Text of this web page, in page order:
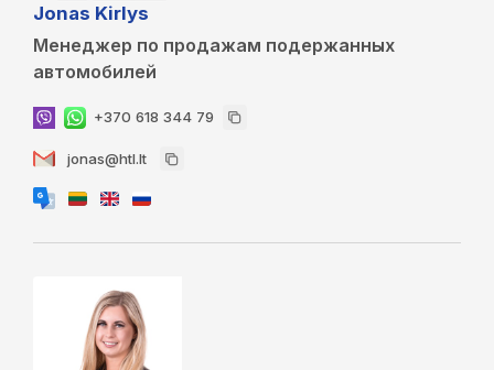
Jonas Kirlys
Менеджер по продажам подержанных
автомобилей
+370 618 344 79
jonas@htl.lt